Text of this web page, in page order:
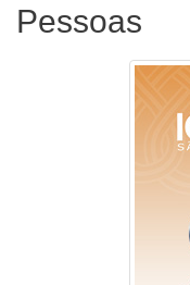
Pessoas